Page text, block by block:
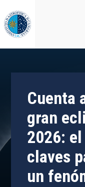
to
main
content
Cuenta
gran
2026:
claves
un